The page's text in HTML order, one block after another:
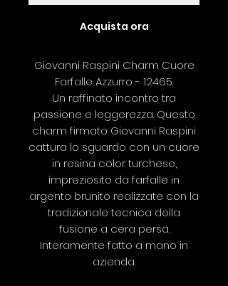
Acquista ora
Giovanni Raspini Charm Cuore
Farfalle Azzurro - 12465.
Un raffinato incontro tra
passione e leggerezza. Questo
charm firmato Giovanni Raspini
cattura lo sguardo con un cuore
in resina color turchese,
impreziosito da farfalle in
argento brunito realizzate con la
tradizionale tecnica della
fusione a cera persa.
Interamente fatto a mano in
azienda.